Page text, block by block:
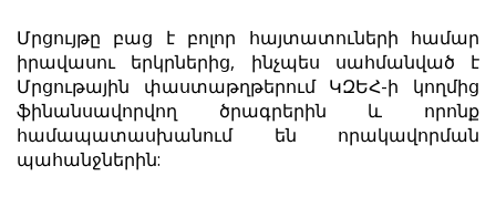
Մրցույթը բաց է բոլոր հայտատուների համար
իրավասու երկրներից, ինչպես սահմանված է
Մրցութային փաստաթղթերում ԿԶԵՀ-ի կողմից
ֆինանսավորվող ծրագրերին և որոնք
համապատասխանում են որակավորման
պահանջներին: